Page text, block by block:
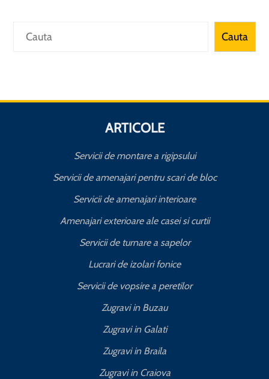
Caută Cauta
ARTICOLE
Servicii de montare a rigipsului
Servicii de amenajari pentru scari de bloc
Servicii de amenajari interioare
Amenajari exterioare ale casei si curtii
Servicii de turnare a sapelor
Lucrari de izolari fonice
Servicii de vopsire a peretilor
Zugravi in Buzau
Zugravi in Galati
Zugravi in Braila
Zugravi in Craiova